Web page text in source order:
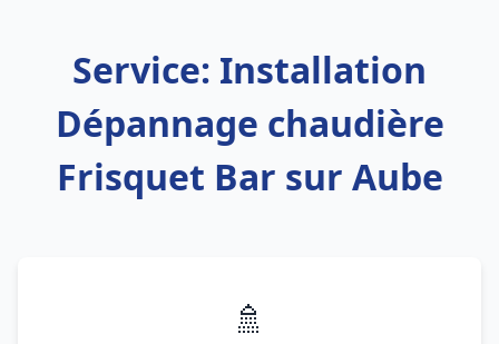
Service: Installation
Dépannage chaudière
Frisquet Bar sur Aube
🚿